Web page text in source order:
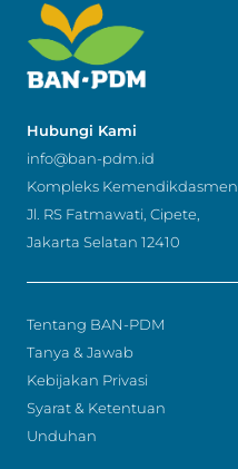
Hubungi Kami
info@ban-pdm.id
Kompleks Kemendikdasmen
Jl. RS Fatmawati, Cipete,
Jakarta Selatan 12410
Tentang BAN-PDM
Tanya & Jawab
Kebijakan Privasi
Syarat & Ketentuan
Unduhan